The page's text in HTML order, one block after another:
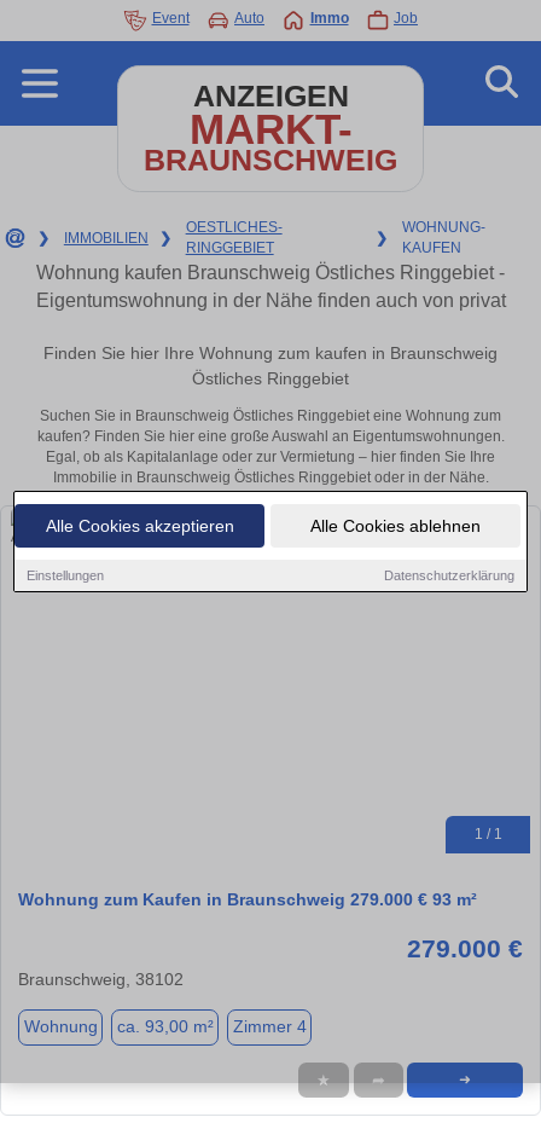
Alle Cookies akzeptieren Alle Cookies ablehnen
Einstellungen Datenschutzerklärung
Event Auto Immo Job
ANZEIGEN
MARKT-
BRAUNSCHWEIG
❯ IMMOBILIEN ❯
OESTLICHES-
RINGGEBIET
❯
WOHNUNG-
KAUFEN
Wohnung kaufen Braunschweig Östliches Ringgebiet -
Eigentumswohnung in der Nähe finden auch von privat
Finden Sie hier Ihre Wohnung zum kaufen in Braunschweig
Östliches Ringgebiet
Suchen Sie in Braunschweig Östliches Ringgebiet eine Wohnung zum
kaufen? Finden Sie hier eine große Auswahl an Eigentumswohnungen.
Egal, ob als Kapitalanlage oder zur Vermietung – hier finden Sie Ihre
Immobilie in Braunschweig Östliches Ringgebiet oder in der Nähe.
1 / 1
Wohnung zum Kaufen in Braunschweig 279.000 € 93 m²
279.000 €
Braunschweig, 38102
Wohnung ca. 93,00 m² Zimmer 4
★ ➦ ➜